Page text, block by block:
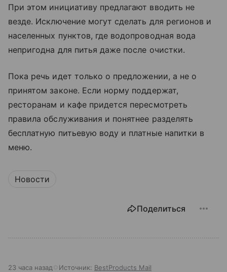
При этом инициативу предлагают вводить не
везде. Исключение могут сделать для регионов и
населенных пунктов, где водопроводная вода
непригодна для питья даже после очистки.
Пока речь идет только о предложении, а не о
принятом законе. Если норму поддержат,
ресторанам и кафе придется пересмотреть
правила обслуживания и понятнее разделять
бесплатную питьевую воду и платные напитки в
меню.
Новости
Поделиться
23 часа назад Источник: BestProducts Mail